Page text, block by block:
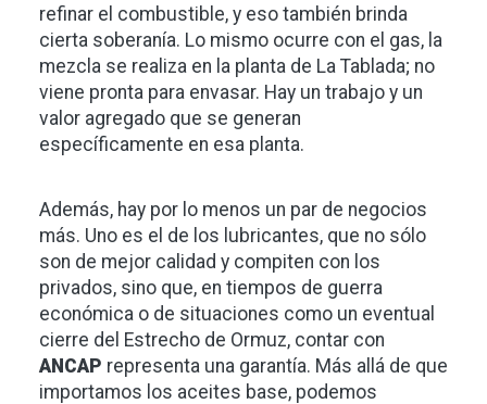
refinar el combustible, y eso también brinda
cierta soberanía. Lo mismo ocurre con el gas, la
mezcla se realiza en la planta de La Tablada; no
viene pronta para envasar. Hay un trabajo y un
valor agregado que se generan
específicamente en esa planta.
Además, hay por lo menos un par de negocios
más. Uno es el de los lubricantes, que no sólo
son de mejor calidad y compiten con los
privados, sino que, en tiempos de guerra
económica o de situaciones como un eventual
cierre del Estrecho de Ormuz, contar con
ANCAP representa una garantía. Más allá de que
importamos los aceites base, podemos